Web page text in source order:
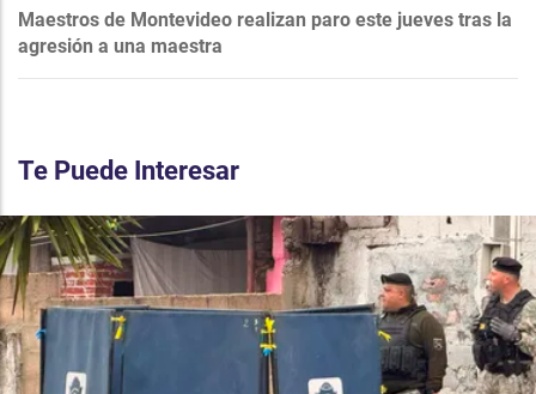
Maestros de Montevideo realizan paro este jueves tras la
agresión a una maestra
Te Puede Interesar